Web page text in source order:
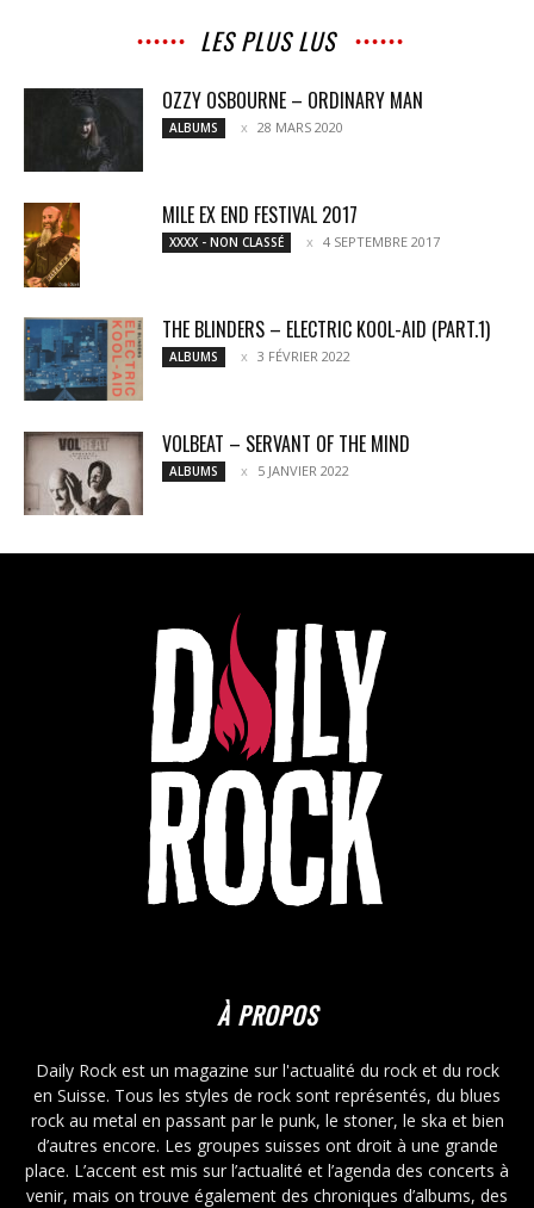
LES PLUS LUS
OZZY OSBOURNE – ORDINARY MAN
ALBUMS 28 MARS 2020
MILE EX END FESTIVAL 2017
XXXX - NON CLASSÉ 4 SEPTEMBRE 2017
THE BLINDERS – ELECTRIC KOOL-AID (PART.1)
ALBUMS 3 FÉVRIER 2022
VOLBEAT – SERVANT OF THE MIND
ALBUMS 5 JANVIER 2022
À PROPOS
Daily Rock est un magazine sur l'actualité du rock et du rock
en Suisse. Tous les styles de rock sont représentés, du blues
rock au metal en passant par le punk, le stoner, le ska et bien
d’autres encore. Les groupes suisses ont droit à une grande
place. L’accent est mis sur l’actualité et l’agenda des concerts à
venir, mais on trouve également des chroniques d’albums, des